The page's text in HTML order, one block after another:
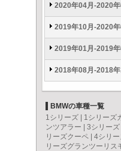
2020年04月-2020年
2019年10月-2020年
2019年01月-2019年
2018年08月-2018年
BMWの車種一覧
1シリーズ
1シリーズ
ンツアラー
3シリーズ
リーズクーペ
4シリ
リーズグランツーリス